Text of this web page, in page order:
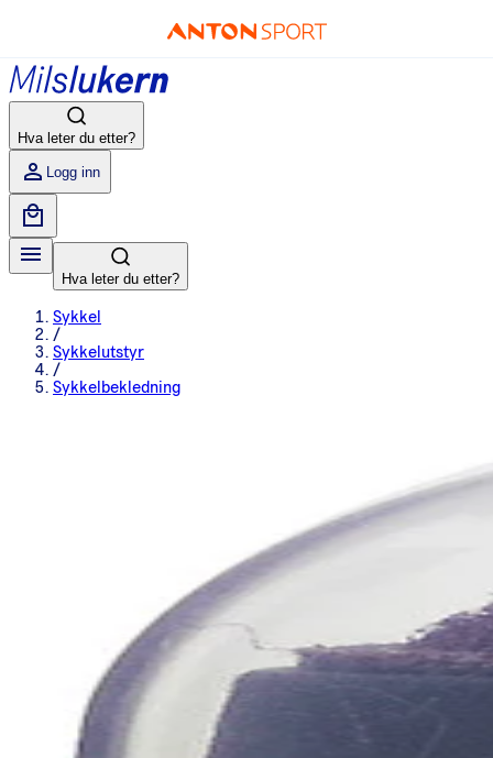
Hva leter du etter?
Logg inn
Hva leter du etter?
Sykkel
/
Sykkelutstyr
/
Sykkelbekledning